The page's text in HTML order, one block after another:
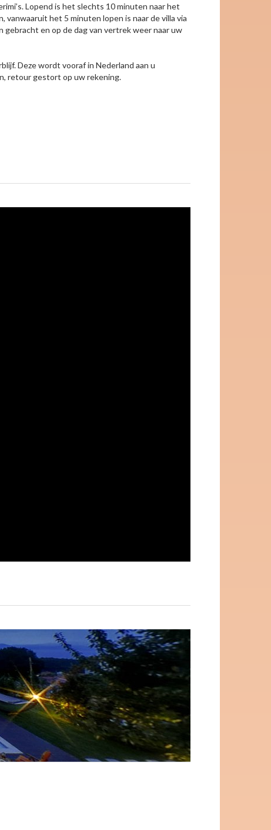
Lopend is het slechts 10 minuten naar het
het 5 minuten lopen is naar de villa via
gebracht en op de dag van vertrek weer naar uw
Deze wordt vooraf in Nederland aan u
retour gestort op uw rekening.